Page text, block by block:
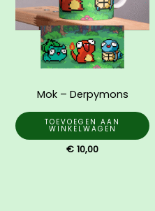
Mok – Derpymons
TOEVOEGEN AAN
WINKELWAGEN
€ 10,00